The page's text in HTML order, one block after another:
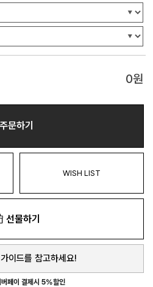
0원
주문하기
WISH LIST
선물하기
이드를 참고하세요!
버페이 결제시 5%할인